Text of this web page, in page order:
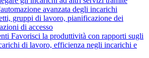
avanzata degli incarichi
gruppi di lavoro, pianificazione dei
di accesso
Favorisci la produttività con rapporti sugli
di lavoro, efficienza negli incarichi e